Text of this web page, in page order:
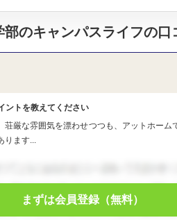
のキャンパスライフの口
ントを教えてください
厳な雰囲気を漂わせつつも、アットホーム
ります...
まずは会員登録（無料）